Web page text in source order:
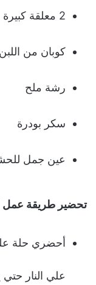
2 معلقة كبيرة ريحة كحك
كوبان من اللبن
رشة ملح
سكر بودرة
عين جمل
تحضير طريقة عمل
أحضري حلة
علي النار